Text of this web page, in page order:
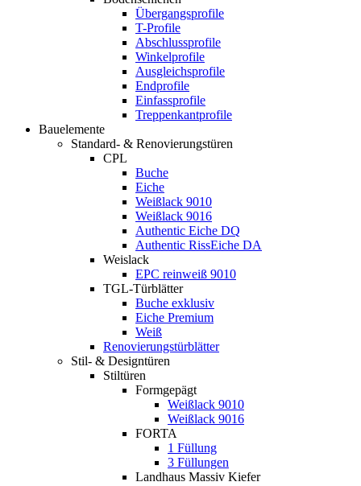
Übergangsprofile
T-Profile
Abschlussprofile
Winkelprofile
Ausgleichsprofile
Endprofile
Einfassprofile
Treppenkantprofile
Bauelemente
Standard- & Renovierungstüren
CPL
Buche
Eiche
Weißlack 9010
Weißlack 9016
Authentic Eiche DQ
Authentic RissEiche DA
Weislack
EPC reinweiß 9010
TGL-Türblätter
Buche exklusiv
Eiche Premium
Weiß
Renovierungstürblätter
Stil- & Designtüren
Stiltüren
Formgepägt
Weißlack 9010
Weißlack 9016
FORTA
1 Füllung
3 Füllungen
Landhaus Massiv Kiefer